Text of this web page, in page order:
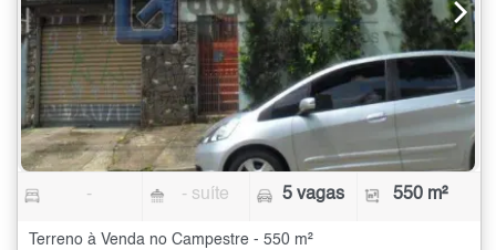
- - suíte 5 vagas 550 m²
Terreno à Venda no Campestre - 550 m²